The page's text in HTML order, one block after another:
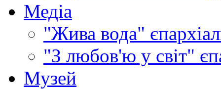
Медіа
"Жива вода"
"З любов'ю у світ"
Музей